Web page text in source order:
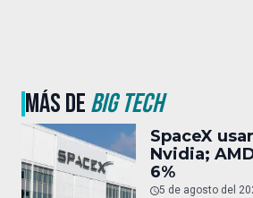
MÁS DEBIG TECH
SpaceX
Nvidia;
6%
5 de agosto del